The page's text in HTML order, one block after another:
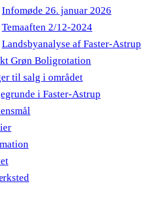
Infomøde 26. januar 2026
Temaaften 2/12-2024
Landsbyanalyse af Faster-Astrup
Grøn Boligrotation
til salg i området
i Faster-Astrup